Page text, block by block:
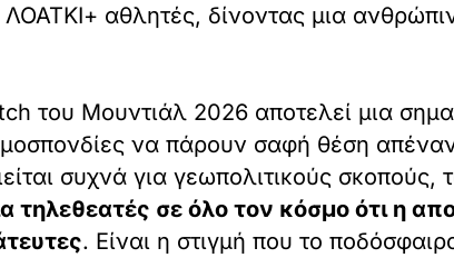
αθλητές, δίνοντας μια
του Μουντιάλ 2026 αποτελεί μια
να πάρουν σαφή θέση
συχνά για γεωπολιτικούς σκοπούς,
τηλεθεατές σε όλο τον κόσμο ότι η
. Είναι η στιγμή που το